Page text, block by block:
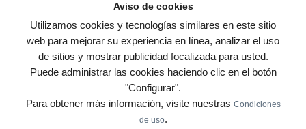
© residuos.com - Todos los derechos reservados Política de privacidad
Condiciones de uso|Contacto |Editores|Mapa web|Preguntas frecuentes|Publica
tus anuncios gratis!
Aviso de cookies
Utilizamos cookies y tecnologías similares en este sitio
web para mejorar su experiencia en línea, analizar el uso
de sitios y mostrar publicidad focalizada para usted.
Puede administrar las cookies haciendo clic en el botón
"Configurar".
Para obtener más información, visite nuestras Condiciones
de uso.